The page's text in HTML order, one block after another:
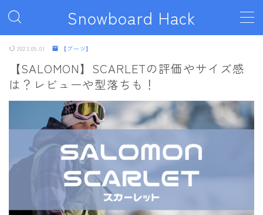
Snowboard Hack
MENU
ボード
011artistic
ALLIAN
BATALEON
BC STREAM
BURTON
CAPiTA
2023.09.01 【ブーツ】
【SALOMON】SCARLETの評価やサイズ感
は？レビューや型落ちも！